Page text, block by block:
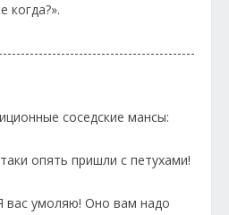
когда?».
соседские мансы:
опять пришли с петухами!
вас умоляю! Оно вам надо